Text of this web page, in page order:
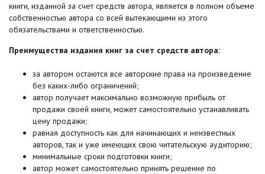
книги, изданной за счет средств автора, является в полном объеме
собственностью автора со всей вытекающими из этого
обязательствами и ответственностью.
Преимущества издания книг за счет средств автора:
за автором остаются все авторские права на произведение
без каких-либо ограничений;
автор получает максимально возможную прибыль от
продажи своей книги, может самостоятельно устанавливать
цену продажи;
равная доступность как для начинающих и неизвестных
авторов, так и уже имеющих свою читательскую аудиторию;
минимальные сроки подготовки книги;
автор может самостоятельно принять решение по